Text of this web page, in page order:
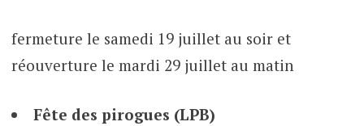
fermeture le samedi 19 juillet au soir et
réouverture le mardi 29 juillet au matin
Fête des pirogues (LPB)